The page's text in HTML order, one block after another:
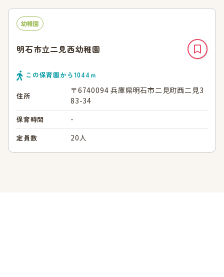
幼稚園
明石市立二見西幼稚園
この保育園から1044 ｍ
住所
〒6740094 兵庫県明石市二見町西二見3
83-34
保育時間 -
定員数 20人